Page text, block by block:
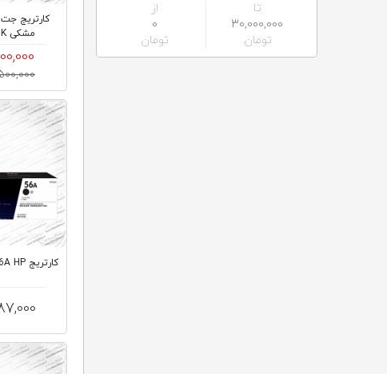
تا
30,000,000
تومان
از
0
تومان
مشکی Mylan 2706K
17,500,000
کارتریج 56A HP لیزری مشکی